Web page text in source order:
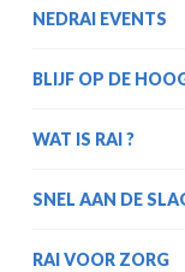
NEDRAI EVENTS
BLIJF OP DE
WAT IS RAI ?
SNEL AAN DE
RAI VOOR ZORG